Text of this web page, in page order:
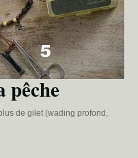
pêche
de gilet (wading profond,